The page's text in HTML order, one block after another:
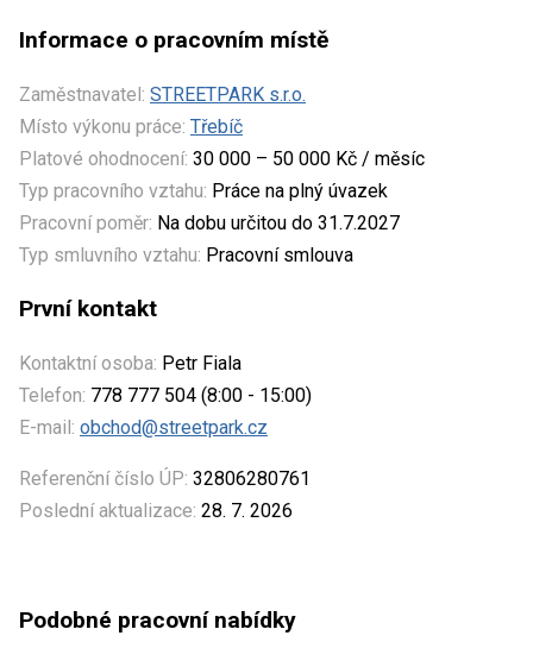
Informace o pracovním místě
Zaměstnavatel: STREETPARK s.r.o.
Místo výkonu práce: Třebíč
Platové ohodnocení: 30 000 – 50 000 Kč / měsíc
Typ pracovního vztahu: Práce na plný úvazek
Pracovní poměr: Na dobu určitou do 31.7.2027
Typ smluvního vztahu: Pracovní smlouva
První kontakt
Kontaktní osoba: Petr Fiala
Telefon: 778 777 504 (8:00 - 15:00)
E-mail: obchod@streetpark.cz
Referenční číslo ÚP: 32806280761
Poslední aktualizace: 28. 7. 2026
Podobné pracovní nabídky